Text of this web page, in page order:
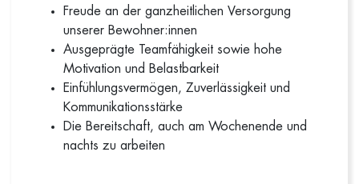
Freude an der ganzheitlichen Versorgung
unserer Bewohner:innen
Ausgeprägte Teamfähigkeit sowie hohe
Motivation und Belastbarkeit
Einfühlungsvermögen, Zuverlässigkeit und
Kommunikationsstärke
Die Bereitschaft, auch am Wochenende und
nachts zu arbeiten